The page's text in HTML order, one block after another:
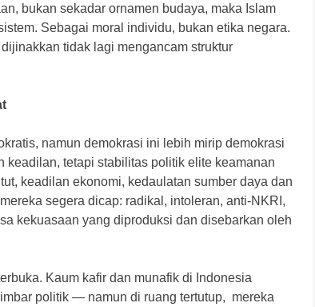
bukan sekadar ornamen budaya, maka Islam
Sebagai moral individu, bukan etika negara.
tidak lagi mengancam struktur
namun demokrasi ini lebih mirip demokrasi
tetapi stabilitas politik elite keamanan
keadilan ekonomi, kedaulatan sumber daya dan
segera dicap: radikal, intoleran, anti-NKRI,
kekuasaan yang diproduksi dan disebarkan oleh
Kaum kafir dan munafik di Indonesia
politik — namun di ruang tertutup, mereka